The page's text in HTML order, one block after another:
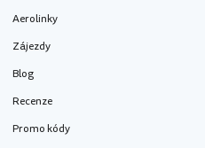
Aerolinky
Zájezdy
Blog
Recenze
Promo kódy